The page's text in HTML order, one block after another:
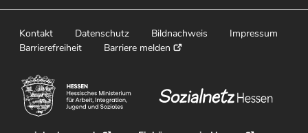
Kontakt Datenschutz Bildnachweis
Impressum
Barrierefreiheit
Barriere melden